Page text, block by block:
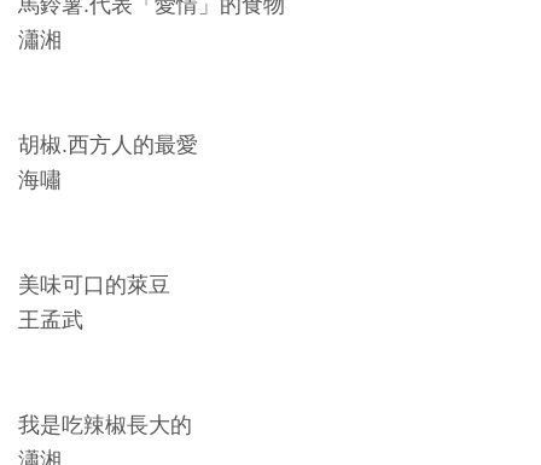
on
esi
ng
馬鈴薯.代表「愛情」的食物
瀟湘
胡椒.西方人的最愛
海嘯
美味可口的萊豆
王孟武
我是吃辣椒長大的
瀟湘